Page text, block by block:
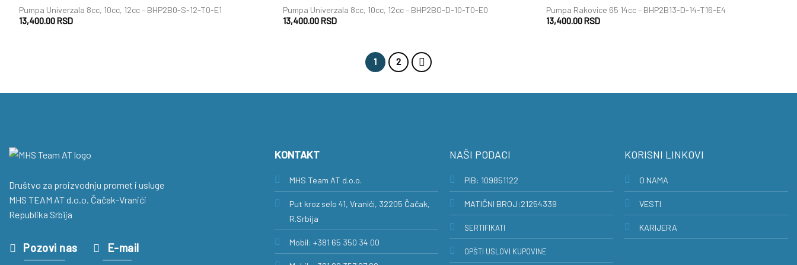
Pumpa Univerzala 8cc, 10cc, 12cc – BHP2B0-S-12-T0-E1
13,400.00RSD
Pumpa Univerzala 8cc, 10cc, 12cc – BHP2BO-D-10-T0-E0
13,400.00RSD
Pumpa Rakovice 65 14cc – BHP2B13-D-14-T16-E4
13,400.00RSD
1 2
Društvo za proizvodnju promet i usluge
MHS TEAM AT d.o.o. Čačak-Vranići
Republika Srbija
Pozovi nas E-mail
KONTAKT
MHS Team AT d.o.o.
Put kroz selo 41, Vranići, 32205 Čačak,
R.Srbija
Mobil: +381 65 350 34 00
NAŠI PODACI
PIB: 109851122
MATIČNI BROJ:21254339
SERTIFIKATI
OPŠTI USLOVI KUPOVINE
KORISNI LINKOVI
O NAMA
VESTI
KARIJERA